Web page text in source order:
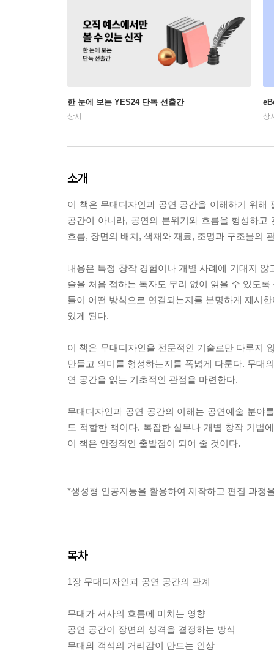
한 눈에 보는 YES24 단독 선출간
상시 상
소개
이 책은 무대디자인과 공연 공간을 이해하기 위
공간이 아니라, 공연의 분위기와 흐름을 형성하
흐름, 장면의 배치, 색채와 재료, 조명과 구조물의
내용은 특정 창작 경험이나 개별 사례에 기대지
술을 처음 접하는 독자도 무리 없이 읽을 수 있도
들이 어떤 방식으로 연결되는지를 분명하게 제시
있게 된다.
이 책은 무대디자인을 전문적인 기술로만 다루지
만들고 의미를 형성하는지를 폭넓게 다룬다. 무대
연 공간을 읽는 기초적인 관점을 마련한다.
무대디자인과 공연 공간의 이해는 공연예술 분야
도 적합한 책이다. 복잡한 실무나 개별 창작 기법
이 책은 안정적인 출발점이 되어 줄 것이다.
*생성형 인공지능을 활용하여 제작하고 편집 과정
목차
1장 무대디자인과 공연 공간의 관계
무대가 서사의 흐름에 미치는 영향
공연 공간이 장면의 성격을 결정하는 방식
무대와 객석의 거리감이 만드는 인상